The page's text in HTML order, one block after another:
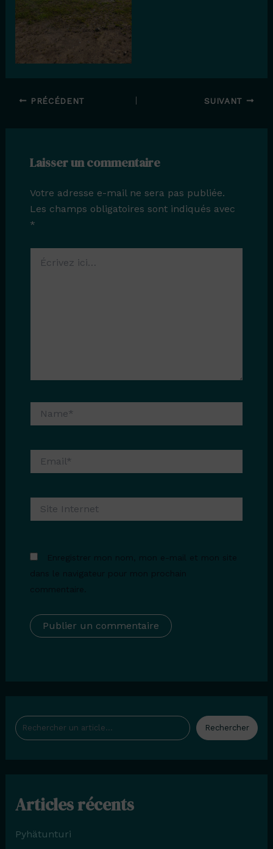
PRÉCÉDENT SUIVANT
Laisser un commentaire
Votre adresse e-mail ne sera pas publiée.
Les champs obligatoires sont indiqués avec
*
ici…
Internet
Rechercher
Rechercher
Articles récents
Pyhätunturi